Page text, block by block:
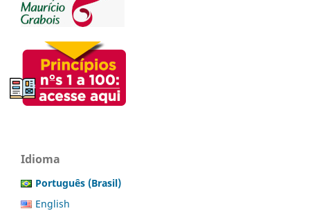
Idioma
Português (Brasil)
English